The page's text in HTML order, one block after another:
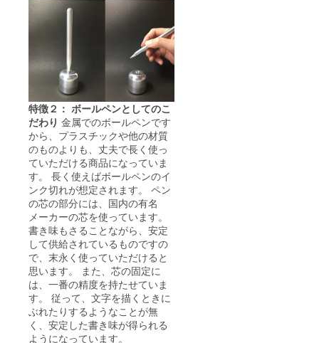
特徴２： ボールペンとしてのこ
だわり 金属でのボールペンです
から、プラスチックや他の材質
のものよりも、丈夫で長く使っ
ていただける商品になっていま
す。 長く使えばボールペンのイ
ンク切れが想定されます。 ペン
の芯の部分には、国内の有名
メーカーの芯を使っています。
書き味もさることながら、安定
して供給されているものですの
で、末永く使っていただけると
思います。 また、芯の固定に
は、一番の精度を持たせていま
す。 従って、文字を描くときに
ぶれたりするようなことが無
く、安定した書き味が得られる
ようになっています。